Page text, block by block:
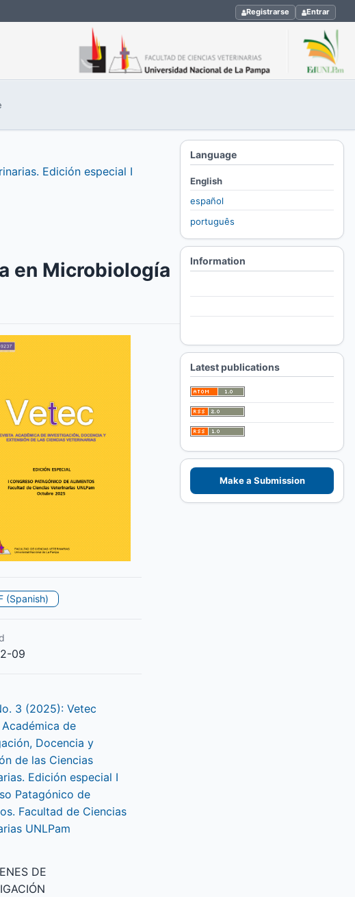
Registrarse Entrar
Edición especial I
en Microbiología
(Spanish)
09
3 (2025): Vetec
Académica de
Docencia y
de las Ciencias
Edición especial I
Patagónico de
Facultad de Ciencias
UNLPam
DE
Language
English
español
português
Information
Latest publications
Make a Submission